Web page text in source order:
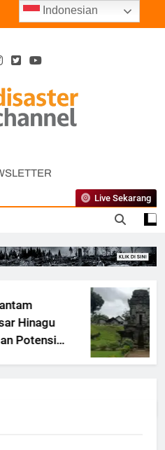
Disaster
ChannelLive Sekarang
Indonesian